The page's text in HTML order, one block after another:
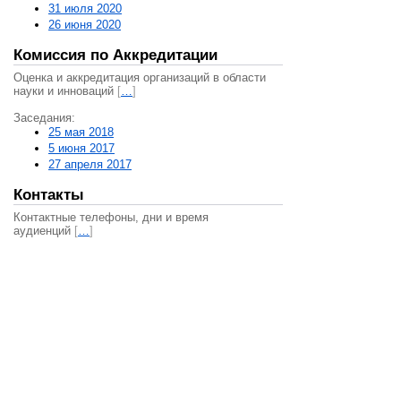
31 июля 2020
26 июня 2020
Комиссия по Аккредитации
Оценка и аккредитация организаций в области
науки и инноваций […]
Заседания:
25 мая 2018
5 июня 2017
27 апреля 2017
Контакты
Контактные телефоны, дни и время
аудиенций […]